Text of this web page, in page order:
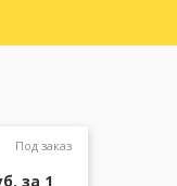
Под заказ
за 1